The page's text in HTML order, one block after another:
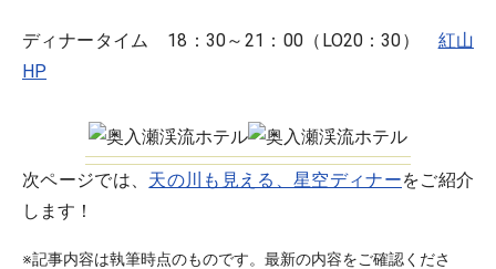
ディナータイム 18：30～21：00（LO20：30） 紅山
HP
次ページでは、 天の川も見える、星空ディナーをご紹介
します！
※記事内容は執筆時点のものです。最新の内容をご確認くださ